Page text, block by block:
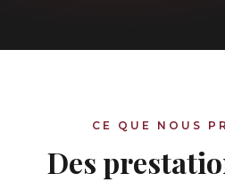
CE QUE NOUS
Des